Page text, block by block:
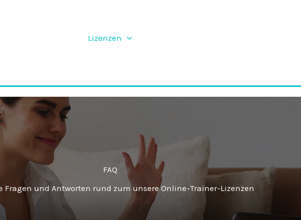
Lizenzen
FAQ
Fragen und Antworten rund zum unsere Online-Trainer-Lizenzen